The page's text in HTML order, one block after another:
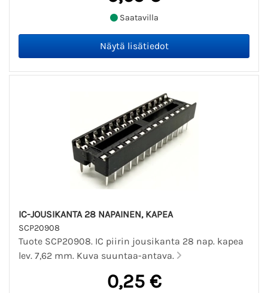
Saatavilla
IC-JOUSIKANTA 28 NAPAINEN, KAPEA
SCP20908
Tuote SCP20908. IC piirin jousikanta 28 nap. kapea
lev. 7,62 mm. Kuva suuntaa-antava.
0,25 €